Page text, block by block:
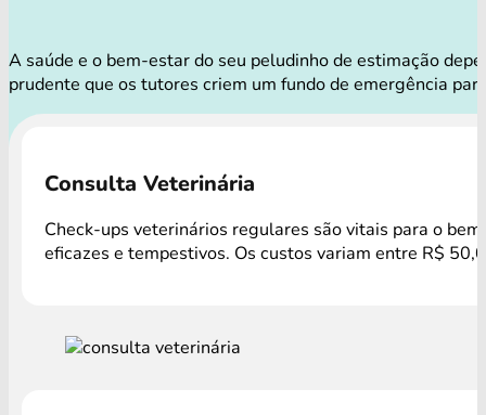
A saúde e o bem-estar do seu peludinho de estimação
prudente que os tutores criem um fundo de emergência
Consulta Veterinária
Check-ups veterinários regulares são vitais para o
eficazes e tempestivos. Os custos variam entre R$